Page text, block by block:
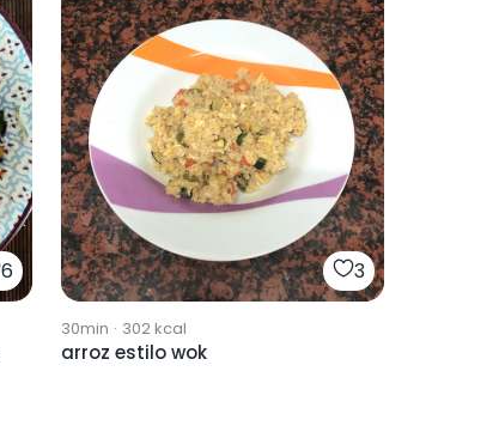
6 3
30min · 302kcal
arroz estilo wok